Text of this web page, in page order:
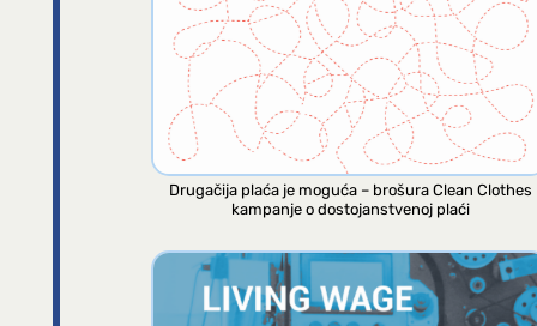
Drugačija plaća je moguća – brošura Clean Clothes
kampanje o dostojanstvenoj plaći